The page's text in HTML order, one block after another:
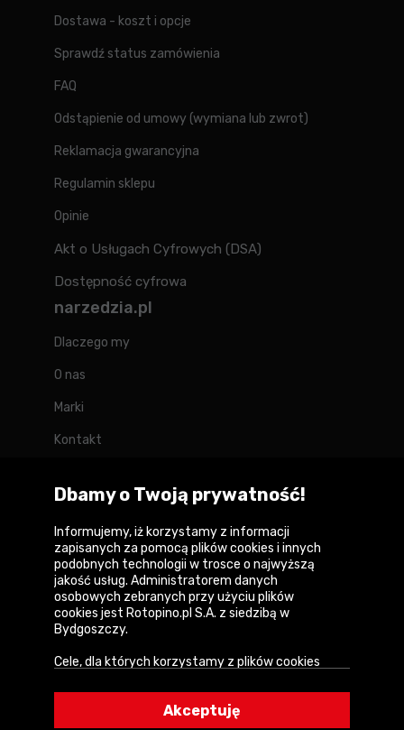
Dostawa - koszt i opcje
Sprawdź status zamówienia
FAQ
Odstąpienie od umowy (wymiana lub zwrot)
Reklamacja gwarancyjna
Regulamin sklepu
Opinie
Akt o Usługach Cyfrowych (DSA)
Dostępność cyfrowa
narzedzia.pl
Dlaczego my
O nas
Marki
Kontakt
Forum
Copyright © 2026
Polityka prywatności i zasady korzystania z
serwisu
Informacja o plikach cookies
Dbamy o Twoją prywatność!
Informujemy, iż korzystamy z informacji
zapisanych za pomocą plików cookies i innych
podobnych technologii w trosce o najwyższą
jakość usług. Administratorem danych
osobowych zebranych przy użyciu plików
cookies jest Rotopino.pl S.A. z siedzibą w
Bydgoszczy.
Cele, dla których korzystamy z plików cookies
• Uwierzytelnienie użytkowników w serwisie,
Akceptuję